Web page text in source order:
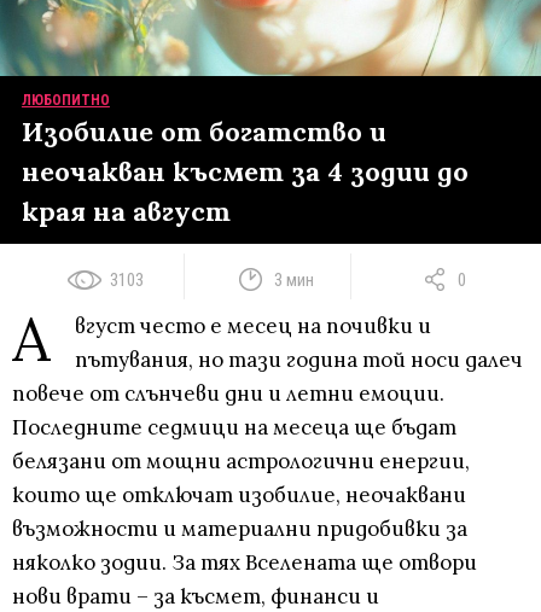
ЛЮБОПИТНО
Изобилие от богатство и
неочакван късмет за 4 зодии до
края на август
3103 3 мин 0
А
вгуст често е месец на почивки и
пътувания, но тази година той носи далеч
повече от слънчеви дни и летни емоции.
Последните седмици на месеца ще бъдат
белязани от мощни астрологични енергии,
които ще отключат изобилие, неочаквани
възможности и материални придобивки за
няколко зодии. За тях Вселената ще отвори
нови врати – за късмет, финанси и